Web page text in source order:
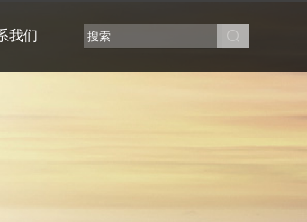
我们